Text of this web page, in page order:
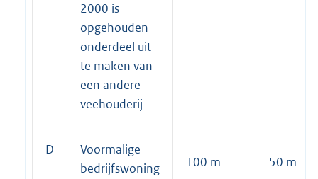
2000 is
opgehouden
onderdeel uit
te maken van
een andere
veehouderij
D
Voormalige
bedrijfswoning
100 m 50 m